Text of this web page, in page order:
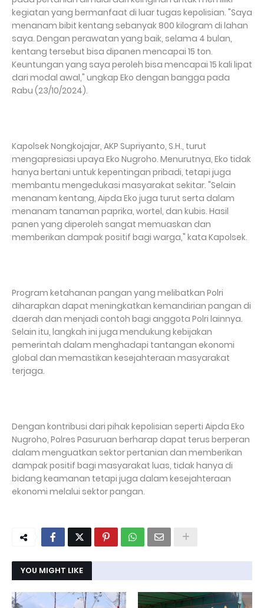
kegiatan yang bermanfaat di luar tugas kepolisian. "Saya
menanam bibit kentang sebanyak 800 kilogram di lahan
saya. Dengan perawatan yang baik, selama 4 bulan,
kentang tersebut bisa dipanen mencapai 15 ton.
Keuntungan yang saya peroleh bisa mencapai 15 kali lipat
dari modal awal," ungkap Eko dengan bangga pada
Rabu (23/10/2024).
Kapolsek Nongkojajar, AKP Supriyanto, S.H., turut
mengapresiasi upaya Eko Nugroho. Menurutnya, Eko tidak
hanya bertani untuk kepentingan pribadi, tetapi juga
membantu mengedukasi masyarakat sekitar. "Selain
menanam kentang, Aipda Eko juga turut serta dalam
menanam tanaman paprika, wortel, dan kubis. Hasil
panen yang diperoleh sangat memuaskan dan
memberikan dampak positif bagi warga," kata Kapolsek.
Program ketahanan pangan yang melibatkan Polri
diharapkan dapat meningkatkan kemandirian pangan di
daerah dan menjadi contoh bagi anggota Polri lainnya.
Selain itu, langkah ini juga mendukung kebijakan
pemerintah dalam menghadapi tantangan ekonomi
global dan memastikan kesejahteraan masyarakat
terjaga.
Dengan kontribusi dari pihak kepolisian seperti Aipda Eko
Nugroho, Polres Pasuruan berharap dapat terus berperan
dalam menguatkan sektor pertanian dan memberikan
dampak positif bagi masyarakat luas, tidak hanya di
bidang keamanan tetapi juga dalam kesejahteraan
ekonomi melalui sektor pangan.
YOU MIGHT LIKE